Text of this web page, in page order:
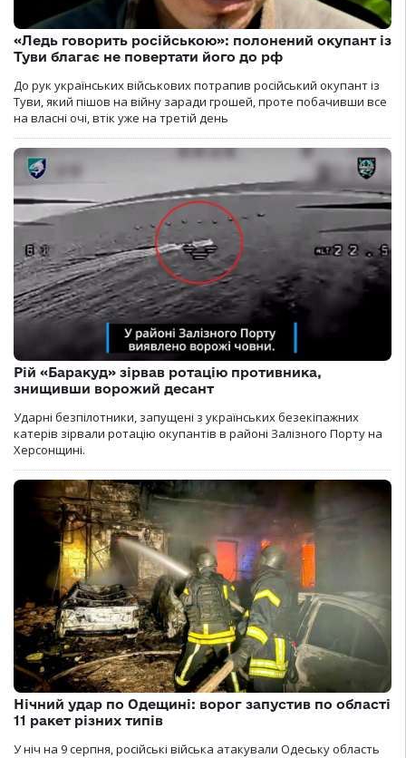
«Ледь говорить російською»: полонений окупант із
Туви благає не повертати його до рф
До рук українських військових потрапив російський окупант із
Туви, який пішов на війну заради грошей, проте побачивши все
на власні очі, втік уже на третій день
Рій «Баракуд» зірвав ротацію противника,
знищивши ворожий десант
Ударні безпілотники, запущені з українських безекіпажних
катерів зірвали ротацію окупантів в районі Залізного Порту на
Херсонщині.
Нічний удар по Одещині: ворог запустив по області
11 ракет різних типів
У ніч на 9 серпня, російські війська атакували Одеську область